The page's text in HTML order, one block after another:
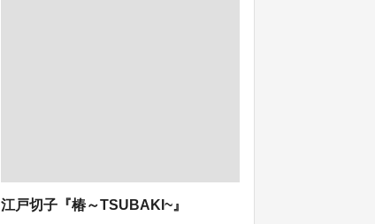
江戸切子『椿～TSUBAKI~』